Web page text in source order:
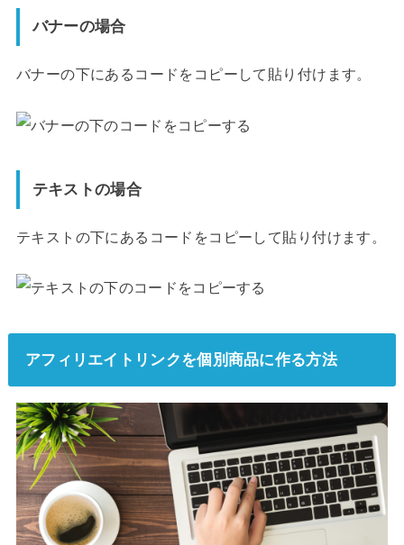
バナーの場合
バナーの下にあるコードをコピーして貼り付けます。
テキストの場合
テキストの下にあるコードをコピーして貼り付けます。
アフィリエイトリンクを個別商品に作る方法